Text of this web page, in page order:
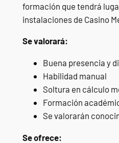
formación que tendrá
instalaciones de Casino
Se valorará:
Buena presencia y
Habilidad manual
Soltura en cálculo
Formación
Se valorarán
Se ofrece: